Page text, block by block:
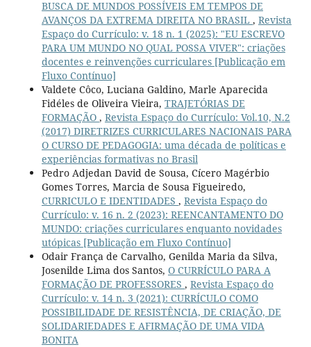
BUSCA DE MUNDOS POSSÍVEIS EM TEMPOS DE
AVANÇOS DA EXTREMA DIREITA NO BRASIL , Revista
Espaço do Currículo: v. 18 n. 1 (2025): "EU ESCREVO
PARA UM MUNDO NO QUAL POSSA VIVER": criações
docentes e reinvenções curriculares [Publicação em
Fluxo Contínuo]
Valdete Côco, Luciana Galdino, Marle Aparecida
Fidéles de Oliveira Vieira, TRAJETÓRIAS DE
FORMAÇÃO , Revista Espaço do Currículo: Vol.10, N.2
(2017) DIRETRIZES CURRICULARES NACIONAIS PARA
O CURSO DE PEDAGOGIA: uma década de políticas e
experiências formativas no Brasil
Pedro Adjedan David de Sousa, Cícero Magérbio
Gomes Torres, Marcia de Sousa Figueiredo,
CURRICULO E IDENTIDADES , Revista Espaço do
Currículo: v. 16 n. 2 (2023): REENCANTAMENTO DO
MUNDO: criações curriculares enquanto novidades
utópicas [Publicação em Fluxo Contínuo]
Odair França de Carvalho, Genilda Maria da Silva,
Josenilde Lima dos Santos, O CURRÍCULO PARA A
FORMAÇÃO DE PROFESSORES , Revista Espaço do
Currículo: v. 14 n. 3 (2021): CURRÍCULO COMO
POSSIBILIDADE DE RESISTÊNCIA, DE CRIAÇÃO, DE
SOLIDARIEDADES E AFIRMAÇÃO DE UMA VIDA
BONITA